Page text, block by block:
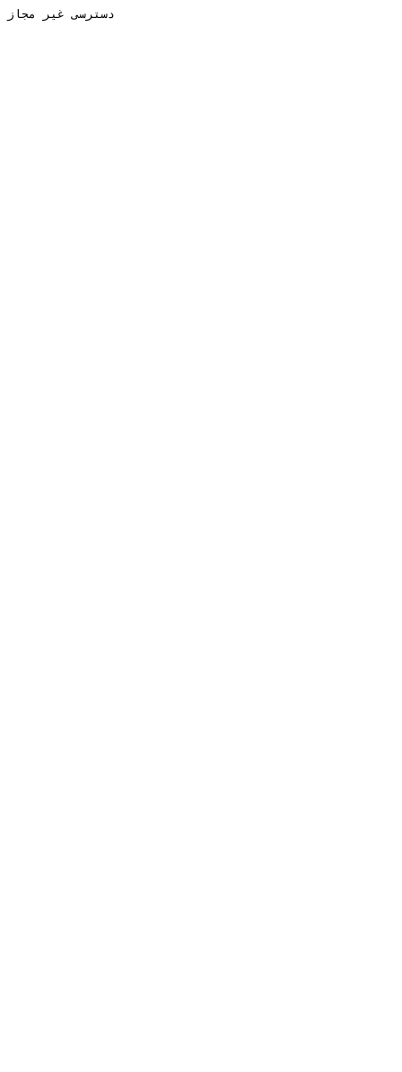
دسترسی غیر مجاز